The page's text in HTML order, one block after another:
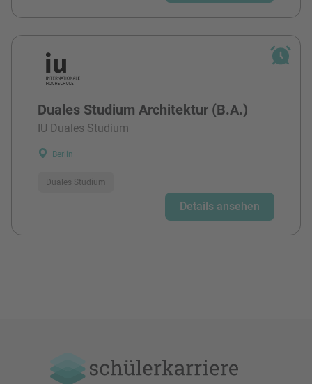
Duales Studium Architektur (B.A.)
IU Duales Studium
Berlin
Duales Studium
Details ansehen